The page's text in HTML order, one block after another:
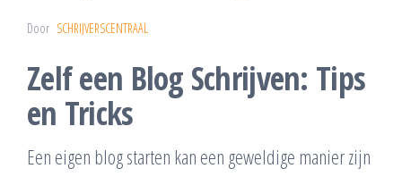
Door SCHRIJVERSCENTRAAL
Zelf een Blog Schrijven: Tips
en Tricks
Een eigen blog starten kan een geweldige manier zijn